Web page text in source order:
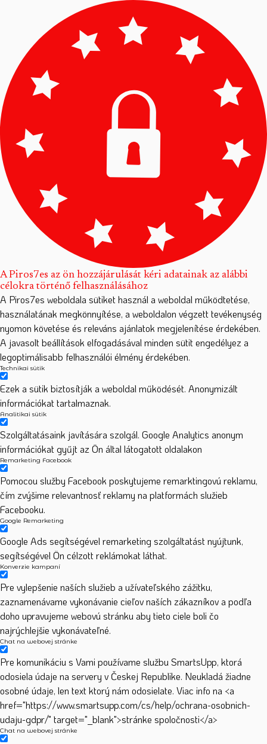
A Piros7es az ön hozzájárulását kéri adatainak az alábbi
célokra történő felhasználásához
A Piros7es weboldala sütiket használ a weboldal működtetése,
használatának megkönnyítése, a weboldalon végzett tevékenység
nyomon követése és releváns ajánlatok megjelenítése érdekében.
A javasolt beállítások elfogadásával minden sütit engedélyez a
legoptimálisabb felhasználói élmény érdekében.
Technikai sütik
Ezek a sütik biztosítják a weboldal működését. Anonymizált
információkat tartalmaznak.
Analitikai sütik
Szolgáltatásaink javítására szolgál. Google Analytics anonym
információkat gyűjt az Ön által látogatott oldalakon
Remarketing Facebook
Pomocou služby Facebook poskytujeme remarktingovú reklamu,
čím zvýšime relevantnosť reklamy na platformách služieb
Facebooku.
Google Remarketing
Google Ads segítségével remarketing szolgáltatást nyújtunk,
segítségével Ön célzott reklámokat láthat.
Konverzie kampaní
Pre vylepšenie naších služieb a užívateľského zážitku,
zaznamenávame vykonávanie cieľov naších zákazníkov a podľa
doho upravujeme webovú stránku aby tieto ciele boli čo
najrýchlejšie vykonávateľné.
Chat na webovej stránke
Pre komunikáciu s Vami používame službu SmartsUpp, ktorá
odosiela údaje na servery v Českej Republike. Neukladá žiadne
osobné údaje, len text ktorý nám odosielate. Viac info na <a
href="https://www.smartsupp.com/cs/help/ochrana-osobnich-
udaju-gdpr/" target="_blank">stránke spoločnosti</a>
Chat na webovej stránke